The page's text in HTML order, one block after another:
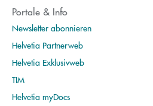
Portale & Info
Newsletter abonnieren
Helvetia Partnerweb
Helvetia Exklusivweb
TIM
Helvetia myDocs